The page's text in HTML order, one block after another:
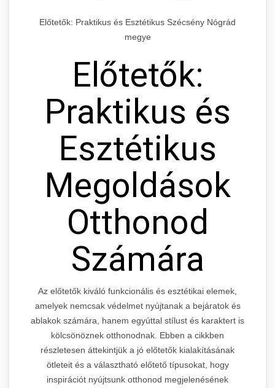
Előtetők: Praktikus és Esztétikus Szécsény Nógrád
megye
Előtetők:
Praktikus és
Esztétikus
Megoldások
Otthonod
Számára
Az előtetők kiváló funkcionális és esztétikai elemek,
amelyek nemcsak védelmet nyújtanak a bejáratok és
ablakok számára, hanem egyúttal stílust és karaktert is
kölcsönöznek otthonodnak. Ebben a cikkben
részletesen áttekintjük a jó előtetők kialakításának
ötleteit és a választható előtető típusokat, hogy
inspirációt nyújtsunk otthonod megjelenésének